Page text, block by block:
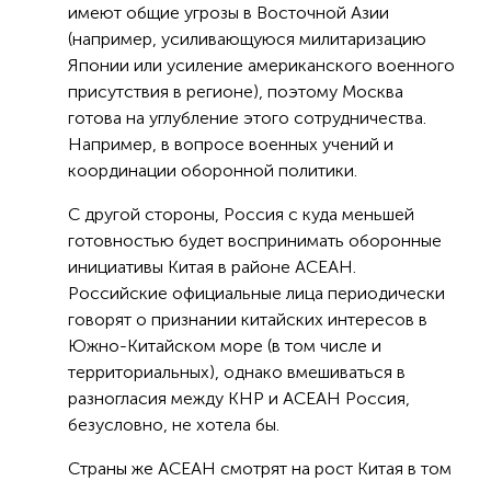
имеют общие угрозы в Восточной Азии
(например, усиливающуюся милитаризацию
Японии или усиление американского военного
присутствия в регионе), поэтому Москва
готова на углубление этого сотрудничества.
Например, в вопросе военных учений и
координации оборонной политики.
С другой стороны, Россия с куда меньшей
готовностью будет воспринимать оборонные
инициативы Китая в районе АСЕАН.
Российские официальные лица периодически
говорят о признании китайских интересов в
Южно-Китайском море (в том числе и
территориальных), однако вмешиваться в
разногласия между КНР и АСЕАН Россия,
безусловно, не хотела бы.
Страны же АСЕАН смотрят на рост Китая в том